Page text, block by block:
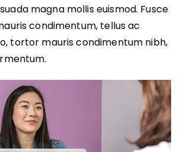
magna mollis euismod. Fusce
condimentum, tellus ac
tortor mauris condimentum nibh,